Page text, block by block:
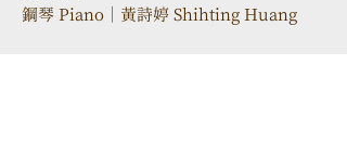
鋼琴 Piano｜黃詩婷 Shihting Huang